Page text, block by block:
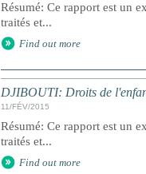
Résumé: Ce rapport est un
traités et...
Find out more
DJIBOUTI: Droits de
11/FÉV/2015
Résumé: Ce rapport est un
traités et...
Find out more